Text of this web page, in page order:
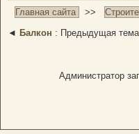
Главная сайта
>>
◄ Балкон : Предыдущая тема
Администратор